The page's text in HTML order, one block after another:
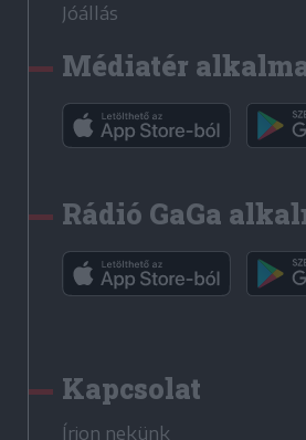
Jóállás
Médiatér
Rádió GaGa
Kapcsolat
Írjon nekünk